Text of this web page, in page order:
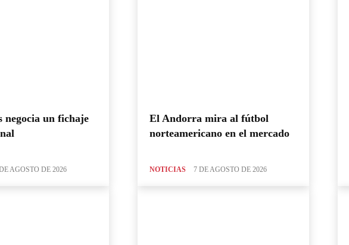
negocia un fichaje
AGOSTO DE 2026
El Andorra mira al fútbol
norteamericano en el mercado
NOTICIAS 7 DE AGOSTO DE 2026